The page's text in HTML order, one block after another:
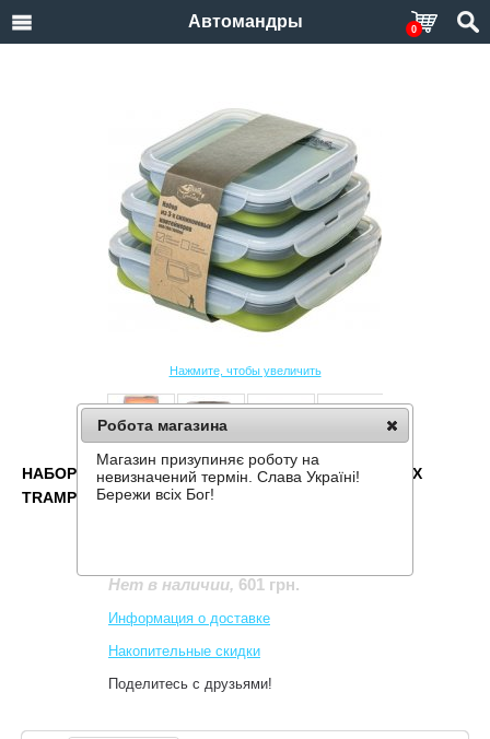
Автомандры 0
Нажмите, чтобы увеличить
НАБОР КОНТЕЙНЕРОВ СИЛИКОНОВЫХ СКЛАДНЫХ
TRAMP TRC-089 ОЛИВКОВЫЙ
Нет в наличии, 601 грн.
Информация о доставке
Накопительные скидки
Поделитесь с друзьями!
Робота магазина
Магазин призупиняє роботу на
невизначений термін. Слава Україні!
Бережи всіх Бог!